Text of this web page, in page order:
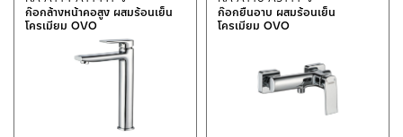
ก๊อกล้างหน้าคอสูง ผสมร้อนเย็น
โครเมียม OVO
ก๊อกยืนอาบ ผสมร้อนเย็น
โครเมียม OVO